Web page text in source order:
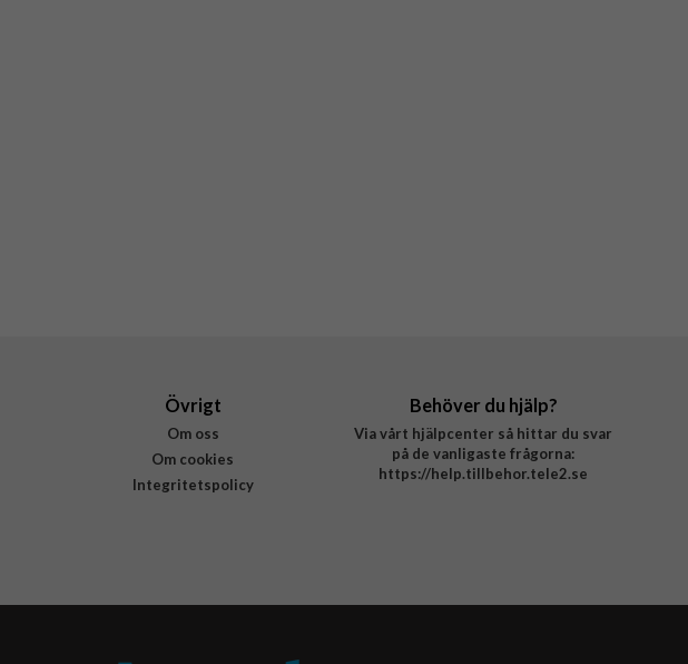
Övrigt
Om oss
Om cookies
Integritetspolicy
Behöver du hjälp?
Via vårt hjälpcenter så hittar du svar
på de vanligaste frågorna:
https://help.tillbehor.tele2.se